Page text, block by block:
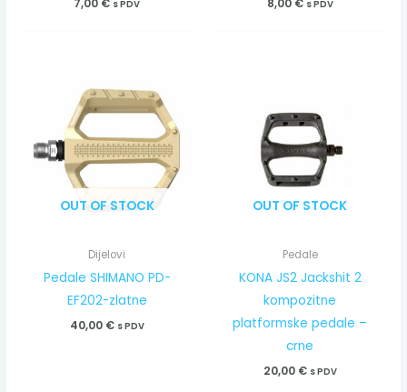
7,00 € s PDV 8,00 € s PDV
OUT OF STOCK
Dijelovi
Pedale SHIMANO PD-
EF202-zlatne
40,00 € s PDV
OUT OF STOCK
Pedale
KONA JS2 Jackshit 2
kompozitne
platformske pedale –
crne
20,00 € s PDV